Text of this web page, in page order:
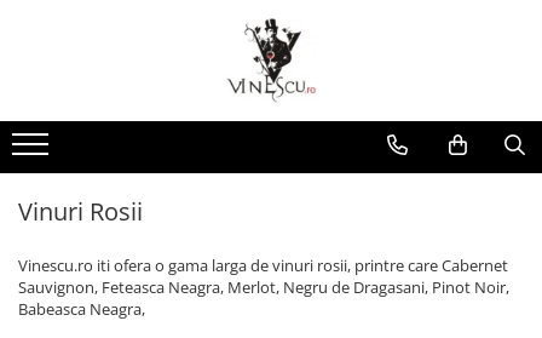
Vinuri Spumante
Sampanie / Champagne
Vinuri Rosii
Vinuri Albe
Vinuri Rose
Vinuri seci
Vinuri demiseci
Vinuri demidulci
Vinuri dupa provenienta
Vinuri Rosii
Vinuri Albe
Vinuri Rose
Vinuri pentru cadou
Vinuri de colectie/vechi
Vinuri personalizate
Cognac/Coniac/Armagnac/Vinarsuri
Vinarsuri
Cognac/Coniac/Armagnac
Ciocolata
Condimente
Ulei de masline
Cutii cadou vinuri
Vinuri Rosii
Vinescu.ro iti ofera o gama larga de vinuri rosii, printre care Cabernet
Sauvignon, Feteasca Neagra, Merlot, Negru de Dragasani, Pinot Noir,
Babeasca Neagra,